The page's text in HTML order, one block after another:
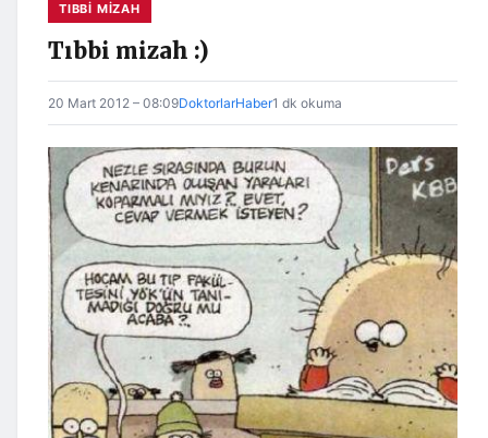
TIBBI MIZAH
Tıbbi mizah :)
20 Mart 2012 – 08:09DoktorlarHaber1 dk okuma